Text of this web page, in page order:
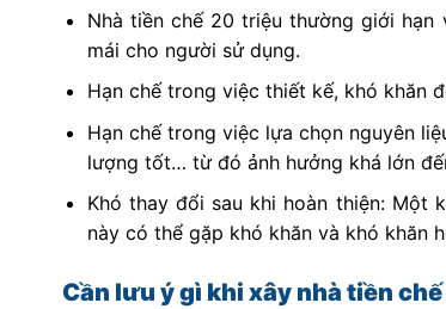
Nhà tiền chế 20 triệu thường giới
mái cho người sử dụng.
Hạn chế trong việc thiết kế, khó khăn
Hạn chế trong việc lựa chọn nguyên
lượng tốt… từ đó ảnh hưởng khá lớn
Khó thay đổi sau khi hoàn thiện: Một
này có thể gặp khó khăn và khó khăn
Cần lưu ý gì khi xây nhà tiền